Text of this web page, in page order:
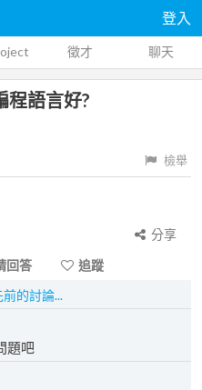
登入
徵才 聊天
程語言好?
檢舉
分享
回答
追蹤
的討論...
題吧